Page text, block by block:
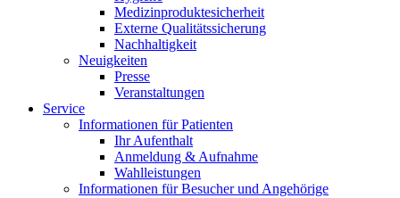
Medizinproduktesicherheit
Externe Qualitätssicherung
Nachhaltigkeit
Neuigkeiten
Presse
Veranstaltungen
Service
Informationen für Patienten
Ihr Aufenthalt
Anmeldung & Aufnahme
Wahlleistungen
Informationen für Besucher und Angehörige